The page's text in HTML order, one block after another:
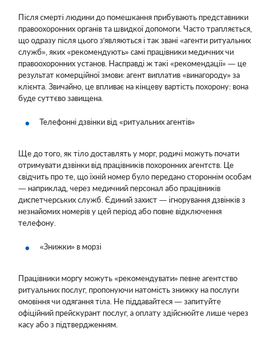
Після смерті людини до помешкання прибувають представники
правоохоронних органів та швидкої допомоги. Часто трапляється,
що одразу після цього з’являються і так звані «агенти ритуальних
служб», яких «рекомендують» самі працівники медичних чи
правоохоронних установ. Насправді ж такі «рекомендації» — це
результат комерційної змови: агент виплатив «винагороду» за
клієнта. Звичайно, це впливає на кінцеву вартість похорону: вона
буде суттєво завищена.
Телефонні дзвінки від «ритуальних агентів»
Ще до того, як тіло доставлять у морг, родичі можуть почати
отримувати дзвінки від працівників похоронних агентств. Це
свідчить про те, що їхній номер було передано стороннім особам
— наприклад, через медичний персонал або працівників
диспетчерських служб. Єдиний захист — ігнорування дзвінків з
незнайомих номерів у цей період або повне відключення
телефону.
«Знижки» в морзі
Працівники моргу можуть «рекомендувати» певне агентство
ритуальних послуг, пропонуючи натомість знижку на послуги
омовіння чи одягання тіла. Не піддавайтеся — запитуйте
офіційний прейскурант послуг, а оплату здійснюйте лише через
касу або з підтвердженням.